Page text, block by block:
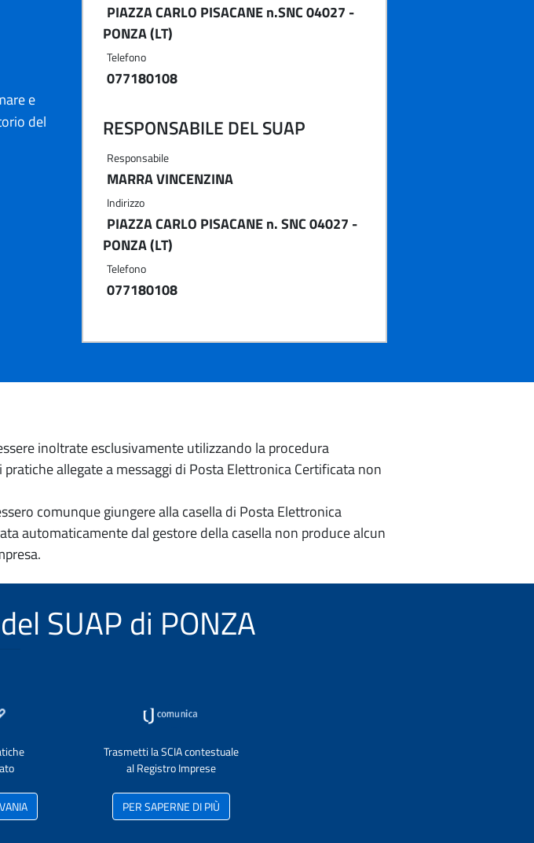
e
del
PIAZZA CARLO PISACANE n.SNC 04027 -
PONZA (LT)
Telefono
077180108
RESPONSABILE DEL SUAP
Responsabile
MARRA VINCENZINA
Indirizzo
PIAZZA CARLO PISACANE n. SNC 04027 -
PONZA (LT)
Telefono
077180108
inoltrate esclusivamente utilizzando la procedura
allegate a messaggi di Posta Elettronica Certificata non
comunque giungere alla casella di Posta Elettronica
automaticamente dal gestore della casella non produce alcun
SUAP di PONZA
Trasmetti la SCIA contestuale
al Registro Imprese
PER SAPERNE DI PIÙ